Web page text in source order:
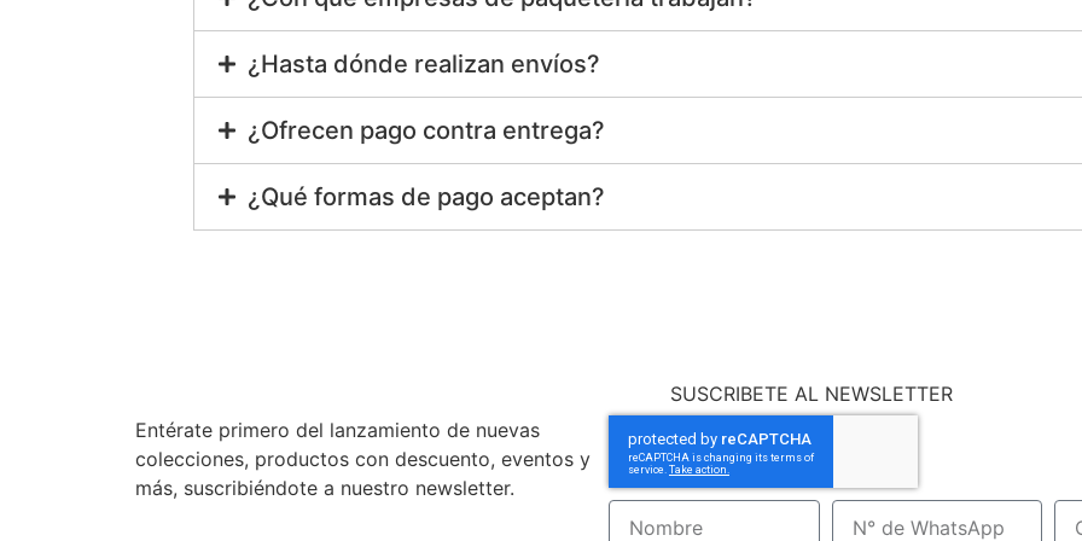
¿Hasta dónde realizan envíos?
¿Ofrecen pago contra entrega?
¿Qué formas de pago aceptan?
SUSCRIBETE AL NEWSLETTER
Entérate primero del lanzamiento de nuevas
colecciones, productos con descuento, eventos y
más, suscribiéndote a nuestro newsletter.